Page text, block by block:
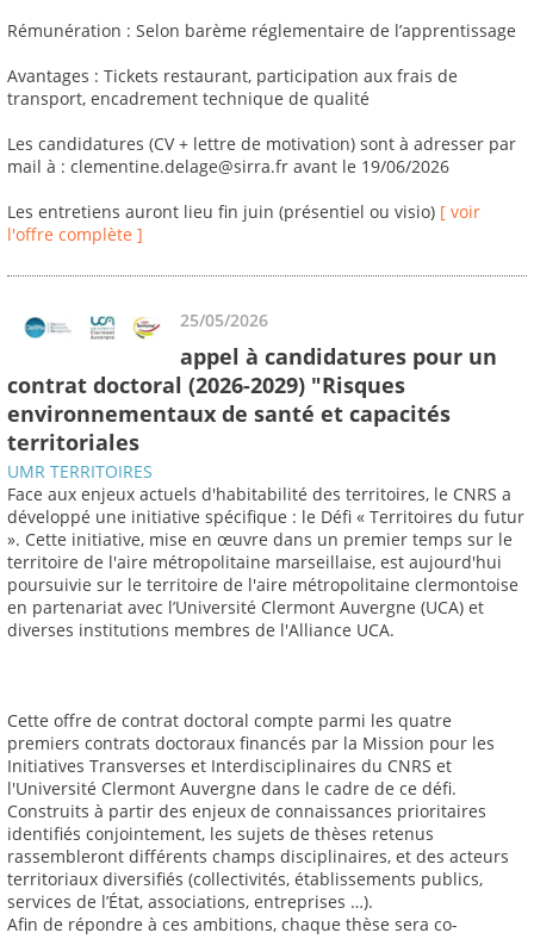
Rémunération : Selon barème réglementaire de l’apprentissage
Avantages : Tickets restaurant, participation aux frais de
transport, encadrement technique de qualité
Les candidatures (CV + lettre de motivation) sont à adresser par
mail à : clementine.delage@sirra.fr avant le 19/06/2026
Les entretiens auront lieu fin juin (présentiel ou visio) [ voir
l'offre complète ]
25/05/2026
appel à candidatures pour un
contrat doctoral (2026-2029) "Risques
environnementaux de santé et capacités
territoriales
UMR TERRITOIRES
Face aux enjeux actuels d'habitabilité des territoires, le CNRS a
développé une initiative spécifique : le Défi « Territoires du futur
». Cette initiative, mise en œuvre dans un premier temps sur le
territoire de l'aire métropolitaine marseillaise, est aujourd'hui
poursuivie sur le territoire de l'aire métropolitaine clermontoise
en partenariat avec l’Université Clermont Auvergne (UCA) et
diverses institutions membres de l'Alliance UCA.
Cette offre de contrat doctoral compte parmi les quatre
premiers contrats doctoraux financés par la Mission pour les
Initiatives Transverses et Interdisciplinaires du CNRS et
l'Université Clermont Auvergne dans le cadre de ce défi.
Construits à partir des enjeux de connaissances prioritaires
identifiés conjointement, les sujets de thèses retenus
rassembleront différents champs disciplinaires, et des acteurs
territoriaux diversifiés (collectivités, établissements publics,
services de l’État, associations, entreprises …).
Afin de répondre à ces ambitions, chaque thèse sera co-